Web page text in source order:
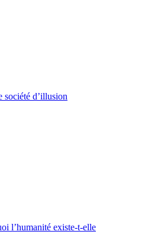
société d’illusion
l’humanité existe-t-elle